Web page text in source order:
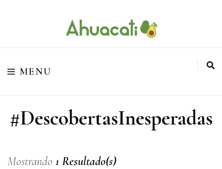
Ahuacati
O melhor da Internet em um só lugar
MENU
#DescobertasInesperadas
Mostrando 1 Resultado(s)